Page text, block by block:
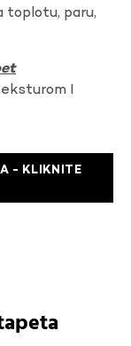
toplotu, paru,
I
- KLIKNITE